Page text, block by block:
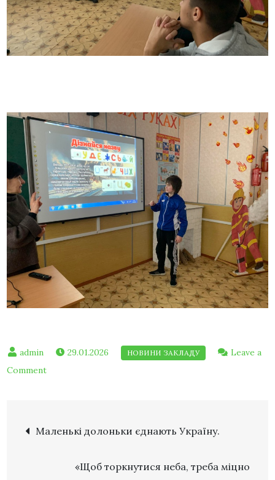
29.01.2026
Leave a
Comment
Маленькі долоньки єднають Україну.
«Щоб торкнутися неба, треба міцно